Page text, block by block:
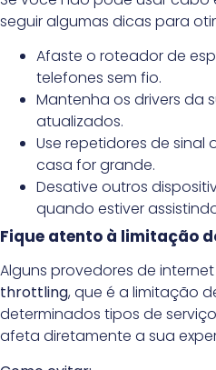
seguir algumas dicas para
Afaste o roteador de
telefones sem fio.
Mantenha os drivers da
atualizados.
Use repetidores de sinal
casa for grande.
Desative outros
quando estiver
Fique atento à limitação
Alguns provedores de
throttling, que é a limitação
determinados tipos de
afeta diretamente a sua